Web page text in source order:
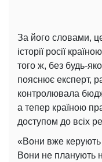
За його словами, це
історії росії
того ж, без будь-
пояснює експерт,
контролювала
а тепер країною
доступом до всіх
«Вони вже керують
Вони не планують